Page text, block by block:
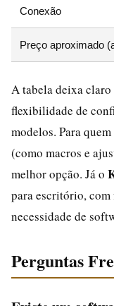
Conexão
Preço aproximado
A tabela deixa claro
flexibilidade de
modelos. Para
(como macros e
melhor opção. Já o
para escritório, com
necessidade de
Perguntas